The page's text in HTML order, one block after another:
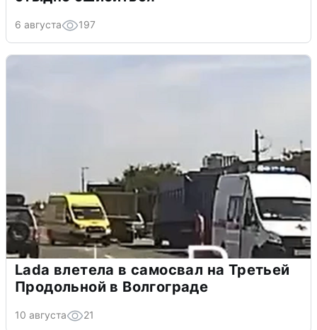
6 августа 197
Lada влетела в самосвал на Третьей
Продольной в Волгограде
10 августа 21